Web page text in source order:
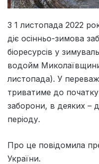
З 1 листопада 2022
діє осінньо-зимова
біоресурсів у
водойм
листопада). У
триватиме до початку
заборони, в деяких –
періоду.
Про це повідомила
України.